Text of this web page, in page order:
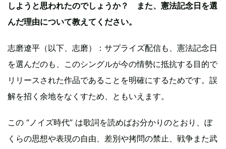
しようと思われたのでしょうか？ また、憲法記念日を選
んだ理由について教えてください。
志磨遼平（以下、志磨）：サプライズ配信も、憲法記念日
を選んだのも、このシングルが今の情勢に抵抗する目的で
リリースされた作品であることを明確にするためです。誤
解を招く余地をなくすため、ともいえます。
この “ノイズ時代” は歌詞を読めばお分かりのとおり、ぼ
くらの思想や表現の自由、差別や拷問の禁止、戦争また武